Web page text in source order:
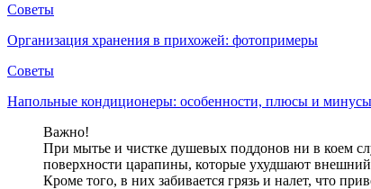
Советы
Организация хранения в прихожей: фотопримеры
Советы
Напольные кондиционеры: особенности, плюсы и минусы
Важно!
При мытье и чистке душевых поддонов ни в коем
поверхности царапины, которые ухудшают внешний
Кроме того, в них забивается грязь и налет, что